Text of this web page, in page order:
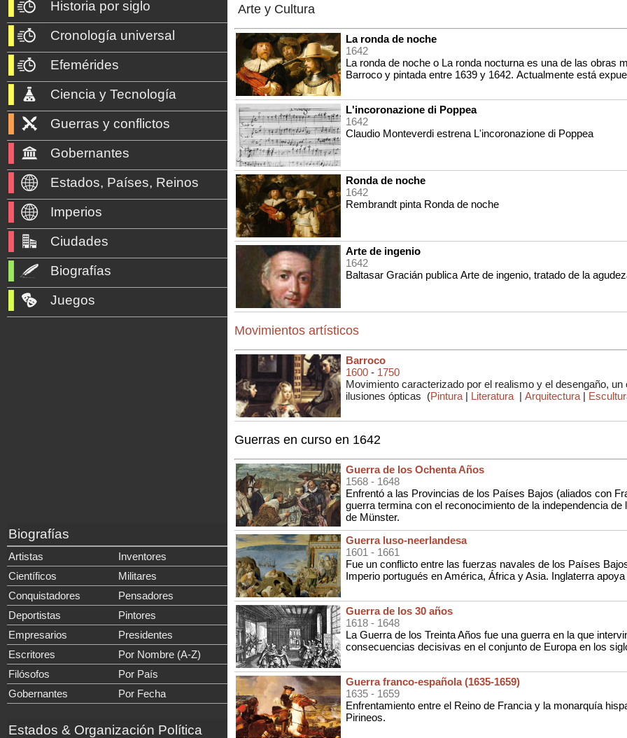
Arte y Cultura
La ronda de noche
1642
La ronda de noche o La ronda nocturna es una de las obras
Barroco y pintada entre 1639 y 1642. Actualmente está
L'incoronazione di Poppea
1642
Claudio Monteverdi estrena L'incoronazione di Poppea
Ronda de noche
1642
Rembrandt pinta Ronda de noche
Arte de ingenio
1642
Baltasar Gracián publica Arte de ingenio, tratado de la
Movimientos artísticos
Barroco
1600 - 1750
Movimiento caracterizado por el realismo y el desengaño,
ilusiones ópticas (Pintura | Literatura | Arquitectura |
Guerras en curso en 1642
Guerra de los Ochenta Años
1568 - 1648
Enfrentó a las Provincias de los Países Bajos (aliados con
guerra termina con el reconocimiento de la independencia
de Münster.
Guerra luso-neerlandesa
1601 - 1661
Fue un conflicto entre las fuerzas navales de los Países
Imperio portugués en América, África y Asia. Inglaterra
Guerra de los 30 años
1618 - 1648
La Guerra de los Treinta Años fue una guerra en la que
consecuencias decisivas en el conjunto de Europa en los
Guerra franco-española (1635-1659)
1635 - 1659
Enfrentamiento entre el Reino de Francia y la monarquía
Pirineos.
Historia por siglo
Cronología universal
Efemérides
Ciencia y Tecnología
Guerras y conflictos
Gobernantes
Estados, Países, Reinos
Imperios
Ciudades
Biografías
Juegos
Biografías
Artistas
Inventores
Científicos
Militares
Conquistadores
Pensadores
Deportistas
Pintores
Empresarios
Presidentes
Escritores
Por Nombre (A-Z)
Filósofos
Por País
Gobernantes
Por Fecha
Estados & Organización Política